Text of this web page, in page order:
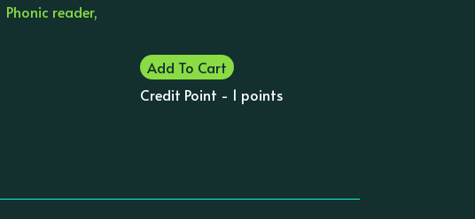
Phonic reader,
Add To Cart
Credit Point - 1 points